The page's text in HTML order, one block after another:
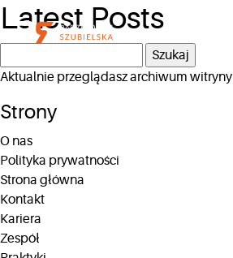
Latest Posts
Aktualnie przeglądasz archiwum witryny
Strony
O nas
Polityka prywatności
Strona główna
Kontakt
Kariera
Zespół